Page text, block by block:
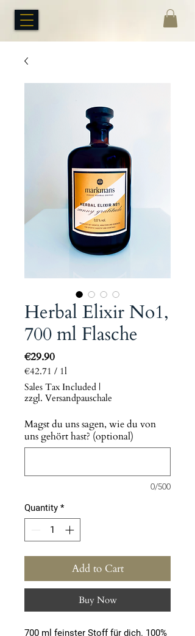
Herbal Elixir No1,
700 ml Flasche
€29.90Price
€42.71 / 1l
€42.71
per
1
Sales Tax Included |
zzgl. Versandpauschale
Magst du uns sagen, wie du von
uns gehört hast? (optional)
0/500
Quantity *
Add to Cart
Buy Now
700 ml feinster Stoff für dich. 100%